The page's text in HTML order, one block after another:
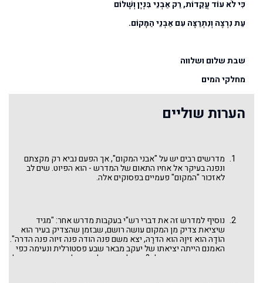
כִּי לֹא עוֹד עֲקֵדוֹת, רַק אַבְנֵי בִּנְיָן וְשָׁלוֹם
עֵת נִרְצֶה וְנִתְרַצֶּה עִם אַבְנֵי הַמָּקוֹם.
שבת שלום ושלווה
מחלקי המים
הערות שוליים
מדרשים רבים יש על "אבני המקום", אך הפעם נביא רק מקצתם
ונפנה בעיקר אל אחיו התאום של המדרש - הוא הפיוט. שים לב
לאזכור "המקום" פעמיים בפסוקים אלה.
נוסיף למדרש זה את דברי רש"י בעקבות מדרש אחר: "מגיד
שיציאת צדיק מן המקום עושה רושם, שבזמן שהצדיק בעיר הוא
הוֹדָהּ הוא זיוָהּ הוא הדרָהּ, יצא משם פנה הודה פנה זיוה פנה הדרה".
האמנם הייתה יציאתו של יעקב מבאר שבע פסטורלית ונעימה כפי
שמתואר במקורות אלה? היכולה שנתו לערוב עליו כשהוא מחפש לו